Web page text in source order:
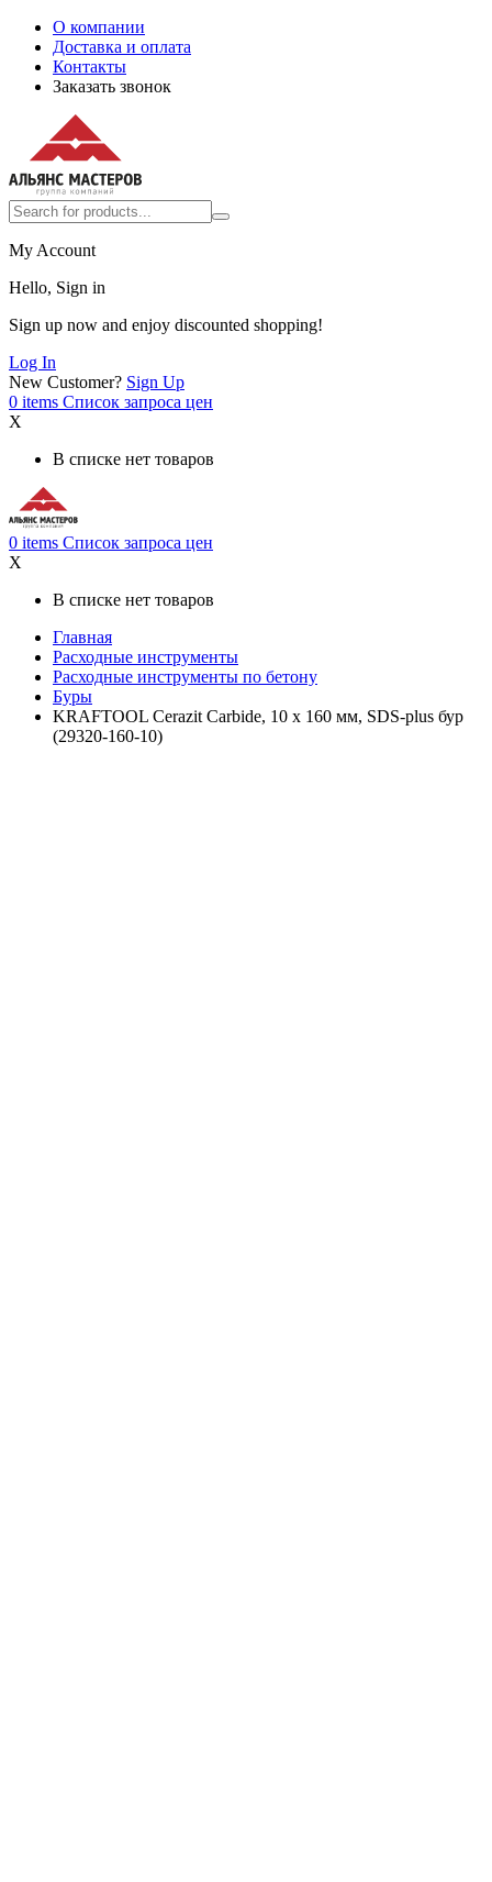
О компании
Доставка и оплата
Контакты
Заказать звонок
My Account
Hello, Sign in
Sign up now and enjoy discounted shopping!
Log In
New Customer? Sign Up
0 items Список запроса цен
X
В списке нет товаров
0 items Список запроса цен
X
В списке нет товаров
Главная
Расходные инструменты
Расходные инструменты по бетону
Буры
KRAFTOOL Cerazit Carbide, 10 х 160 мм, SDS-plus бур
(29320-160-10)